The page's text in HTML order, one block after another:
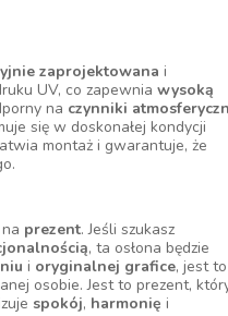
zaprojektowana i
UV, co zapewnia wysoką
na czynniki
się w doskonałej kondycji
montaż i gwarantuje, że
prezent. Jeśli szukasz
, ta osłona będzie
i oryginalnej grafice, jest to
osobie. Jest to prezent,
spokój, harmonię i